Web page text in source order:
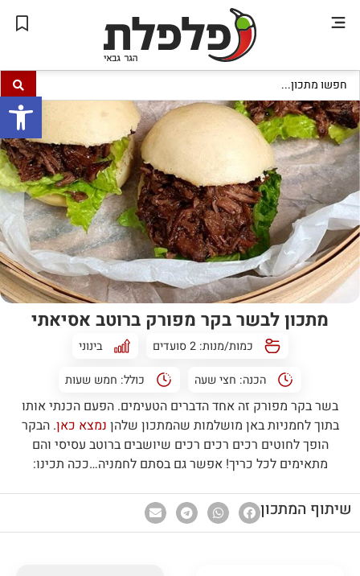
פתח
מתכון לבשר בקר מפורק ברוטב אסיאתי
כמות/מנות: 2 סועדים
בינוני
הכנה: חצי שעה כולל: חמש שעות
בשר בקר מפורק זה אחד הדברים הטעימים. הפעם הכנתי אותו
בתוך לחמניות באן מושלמות שהמתכון שלהן נמצא כאן. הבקר
הופך לחוטים רכים רכים רכים שיושבים ברוטב עסיסי והם
מתאימים לכל כריך! אפשר גם בסתם לחמניה…ככה תכינו:
שיתוף המתכון